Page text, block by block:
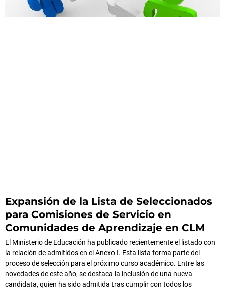
Expansión de la Lista de Seleccionados
para Comisiones de Servicio en
Comunidades de Aprendizaje en CLM
El Ministerio de Educación ha publicado recientemente el listado con
la relación de admitidos en el Anexo I. Esta lista forma parte del
proceso de selección para el próximo curso académico. Entre las
novedades de este año, se destaca la inclusión de una nueva
candidata, quien ha sido admitida tras cumplir con todos los